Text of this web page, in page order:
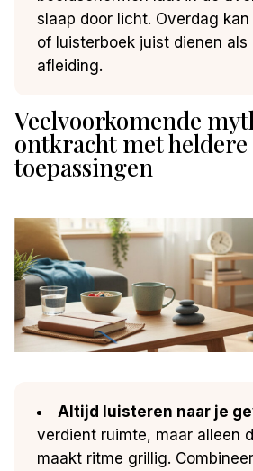
slaap door licht. Overdag
of luisterboek juist dienen
afleiding.
Veelvoorkomende
ontkracht met heldere
toepassingen
Altijd luisteren naar je
verdient ruimte, maar alleen
maakt ritme grillig.